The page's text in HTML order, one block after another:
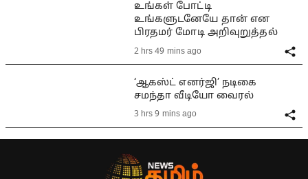
உங்கள் போட்டி
உங்களுடனேயே தான் என
பிரதமர் மோடி அறிவுறுத்தல்
2 hrs 49 mins ago
‘ஆகஸ்ட் எனர்ஜி’ நடிகை
சமந்தா வீடியோ வைரல்
3 hrs 9 mins ago